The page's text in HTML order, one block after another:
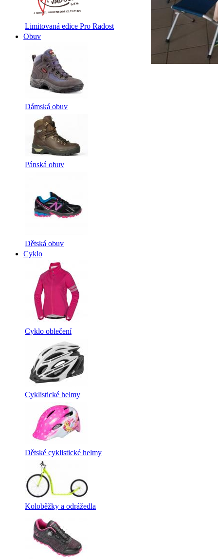
Limitovaná edice Pro Radost
Obuv
Dámská obuv
Pánská obuv
Dětská obuv
Cyklo
Cyklo oblečení
Cyklistické helmy
Dětské cyklistické helmy
Koloběžky a odrážedla